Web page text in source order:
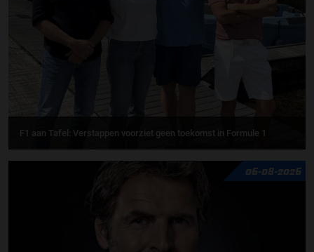
F1 aan Tafel: Verstappen voorziet geen toekomst in Formule 1
06-08-2026